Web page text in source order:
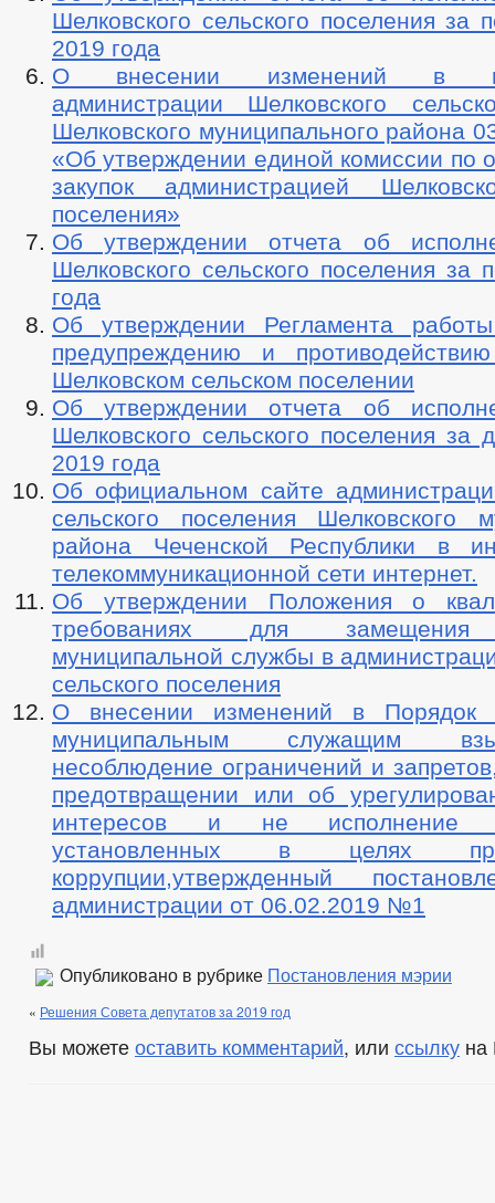
Шелковского сельского поселения за
2019 года
О внесении изменений в
администрации Шелковского
Шелковского муниципального района
«Об утверждении единой комиссии по
закупок администрацией
поселения»
Об утверждении отчета об
Шелковского сельского поселения за
года
Об утверждении Регламента
предупреждению и
Шелковском сельском поселении
Об утверждении отчета об
Шелковского сельского поселения за
2019 года
Об официальном сайте
сельского поселения Шелковского
района Чеченской Республики в
телекоммуникационной сети интернет.
Об утверждении Положения о
требованиях для замещения
муниципальной службы в
сельского поселения
О внесении изменений в Порядок
муниципальным служащим
несоблюдение ограничений и
предотвращении или об
интересов и не исполнение
установленных в целях
коррупции,утвержденный
администрации от 06.02.2019 №1
Опубликовано в рубрике Постановления мэрии
« Решения Совета депутатов за 2019 год
Вы можете оставить комментарий, или ссылку на